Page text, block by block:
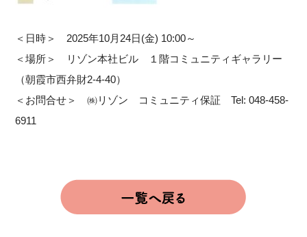
＜日時＞ 2025年10月24日(金) 10:00～
＜場所＞ リゾン本社ビル １階コミュニティギャラリー
（朝霞市西弁財2-4-40）
＜お問合せ＞ ㈱リゾン コミュニティ保証 Tel: 048-458-
6911